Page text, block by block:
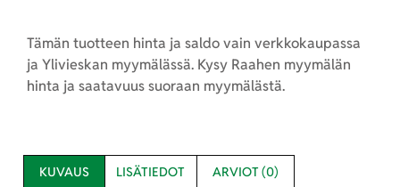
Tämän tuotteen hinta ja saldo vain verkkokaupassa
ja Ylivieskan myymälässä. Kysy Raahen myymälän
hinta ja saatavuus suoraan myymälästä.
KUVAUS LISÄTIEDOT ARVIOT (0)